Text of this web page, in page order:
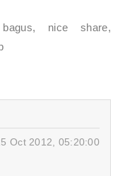
nice share,
Oct 2012, 05:20:00